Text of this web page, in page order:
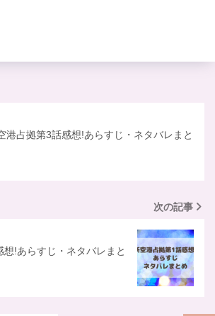
港占拠第3話感想!あらすじ・ネタバレまと
次の記事
想!あらすじ・ネタバレまと